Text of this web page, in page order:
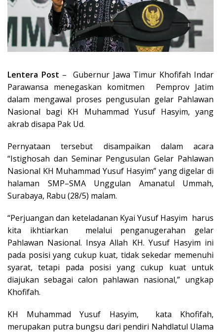
Lentera Post – Gubernur Jawa Timur Khofifah Indar
Parawansa menegaskan komitmen Pemprov Jatim
dalam mengawal proses pengusulan gelar Pahlawan
Nasional bagi KH Muhammad Yusuf Hasyim, yang
akrab disapa Pak Ud.
Pernyataan tersebut disampaikan dalam acara
“Istighosah dan Seminar Pengusulan Gelar Pahlawan
Nasional KH Muhammad Yusuf Hasyim” yang digelar di
halaman SMP–SMA Unggulan Amanatul Ummah,
Surabaya, Rabu (28/5) malam.
“Perjuangan dan keteladanan Kyai Yusuf Hasyim harus
kita ikhtiarkan melalui penganugerahan gelar
Pahlawan Nasional. Insya Allah KH. Yusuf Hasyim ini
pada posisi yang cukup kuat, tidak sekedar memenuhi
syarat, tetapi pada posisi yang cukup kuat untuk
diajukan sebagai calon pahlawan nasional,” ungkap
Khofifah.
KH Muhammad Yusuf Hasyim, kata Khofifah,
merupakan putra bungsu dari pendiri Nahdlatul Ulama